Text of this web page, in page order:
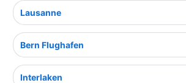
Lausanne
Bern Flughafen
Interlaken